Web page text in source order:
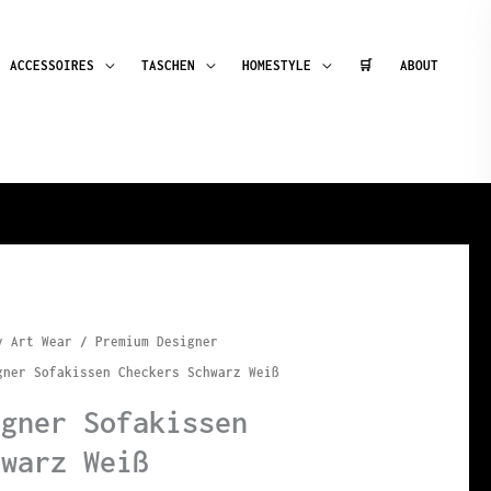
ACCESSOIRES TASCHEN HOMESTYLE 🛒 ABOUT
Art Wear / Premium Designer
Sofakissen Checkers Schwarz Weiß
Sofakissen
Weiß